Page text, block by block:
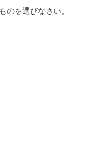
のを選びなさい。